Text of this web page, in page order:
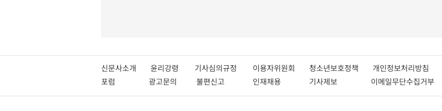
신문사소개 윤리강령 기사심의규정 이용자위원회 청소년보호정책 개인정보처리방
포럼
광고문의 불편신고 인재채용 기사제보 이메일무단수집거부